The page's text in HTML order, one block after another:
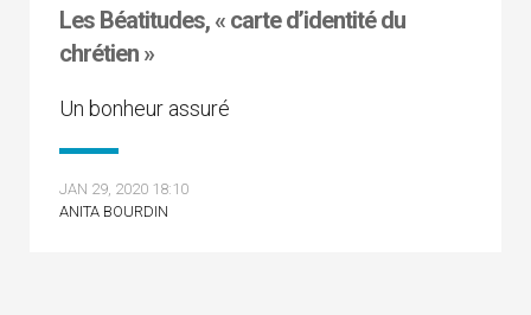
Les Béatitudes, « carte d’identité du
chrétien »
Un bonheur assuré
JAN 29, 2020 18:10
ANITA BOURDIN